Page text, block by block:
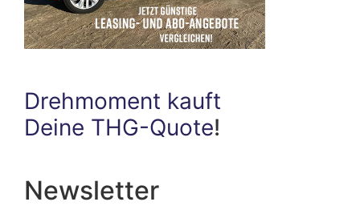
Drehmoment kauft
Deine THG-Quote!
Newsletter